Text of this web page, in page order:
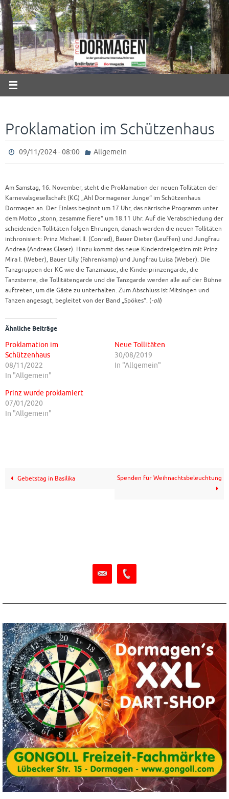
Zum
Inhalt
springen
Proklamation im Schützenhaus
09/11/2024 - 08:00 Allgemein
Am Samstag, 16. November, steht die Proklamation der neuen Tollitäten der
Karnevalsgesellschaft (KG) „Ahl Dormagener Junge“ im Schützenhaus
Dormagen an. Der Einlass beginnt um 17 Uhr, das närrische Programm unter
dem Motto „stonn, zesamme fiere“ um 18.11 Uhr. Auf die Verabschiedung der
scheidenden Tollitäten folgen Ehrungen, danach werden die neuen Tollitäten
inthronisiert: Prinz Michael II. (Conrad), Bauer Dieter (Leuffen) und Jungfrau
Andrea (Andreas Glaser). Hinzu kommt das neue Kinderdreigestirn mit Prinz
Mira I. (Weber), Bauer Lilly (Fahrenkamp) und Jungfrau Luisa (Weber). Die
Tanzgruppen der KG wie die Tanzmäuse, die Kinderprinzengarde, die
Tanzsterne, die Tollitätengarde und die Tanzgarde werden alle auf der Bühne
auftreten, um die Gäste zu unterhalten. Zum Abschluss ist Mitsingen und
Tanzen angesagt, begleitet von der Band „Spökes“. (-oli)
Ähnliche Beiträge
Proklamation im
Schützenhaus
08/11/2022
In "Allgemein"
Neue Tollitäten
30/08/2019
In "Allgemein"
Prinz wurde proklamiert
07/01/2020
In "Allgemein"
Gebetstag in Basilika Spenden für Weihnachtsbeleuchtung